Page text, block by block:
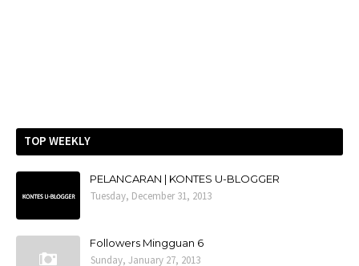
TOP WEEKLY
PELANCARAN | KONTES U-BLOGGER
Tuesday, December 31, 2013
Followers Mingguan 6
Sunday, January 27, 2013